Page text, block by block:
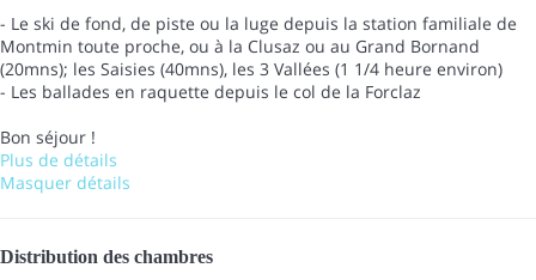
- Le ski de fond, de piste ou la luge depuis la station familiale de
Montmin toute proche, ou à la Clusaz ou au Grand Bornand
(20mns); les Saisies (40mns), les 3 Vallées (1 1/4 heure environ)
- Les ballades en raquette depuis le col de la Forclaz
Bon séjour !
Plus de détails
Masquer détails
Distribution des chambres